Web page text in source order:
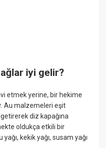
iyi gelir?
etmek yerine, bir hekime
Au malzemeleri eşit
diz kapağına
oldukça etkili bir
kekik yağı, susam yağı